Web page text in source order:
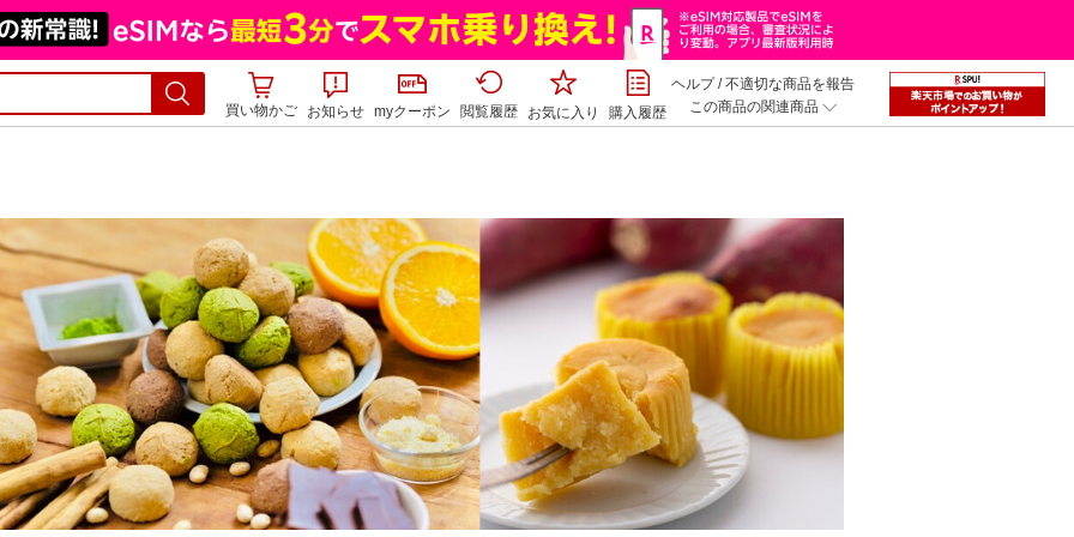
買い物かご お知らせ myクーポン 閲覧履歴 お気に入り 購入履歴
ヘルプ/不適切な商品を報告
この商品の関連商品